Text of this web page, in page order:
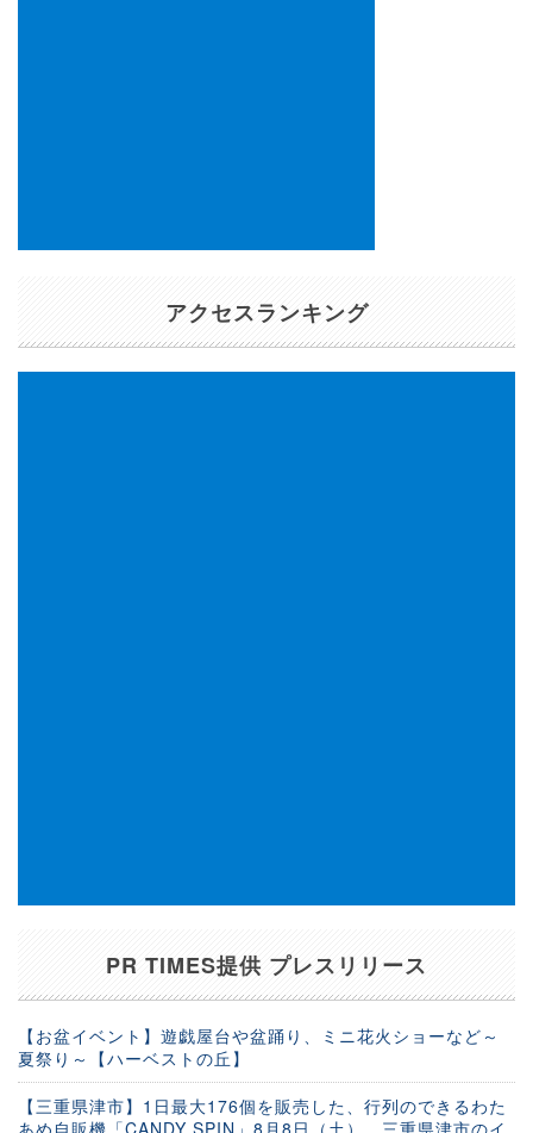
アクセスランキング
PR TIMES提供 プレスリリース
【お盆イベント】遊戯屋台や盆踊り、ミニ花火ショーなど～
夏祭り～【ハーベストの丘】
【三重県津市】1日最大176個を販売した、行列のできるわた
あめ自販機「CANDY SPIN」8月8日（土）、三重県津市のイ